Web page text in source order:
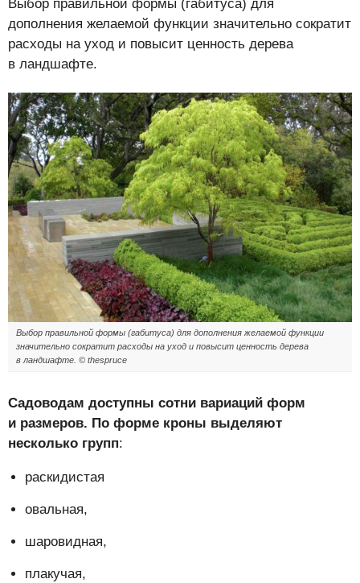
Выбор правильной формы (габитуса) для
дополнения желаемой функции значительно сократит
расходы на уход и повысит ценность дерева
в ландшафте.
Выбор правильной формы (габитуса) для дополнения желаемой функции
значительно сократит расходы на уход и повысит ценность дерева
в ландшафте. © thespruce
Садоводам доступны сотни вариаций форм
и размеров. По форме кроны выделяют
несколько групп:
раскидистая
овальная,
шаровидная,
плакучая,